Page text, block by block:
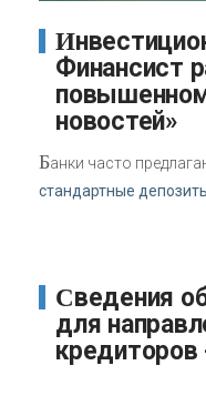
Инвестиционные вклады.
Финансист
новостей»
Банки часто
стандартные
Сведения об изменении адреса
для
кредиторов